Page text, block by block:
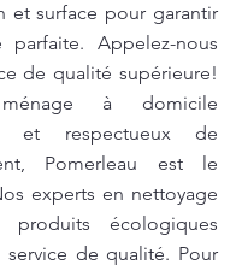
et surface pour garantir
parfaite. Appelez-nous
de qualité supérieure!
à domicile
et respectueux de
Pomerleau est le
experts en nettoyage
produits écologiques
de qualité. Pour